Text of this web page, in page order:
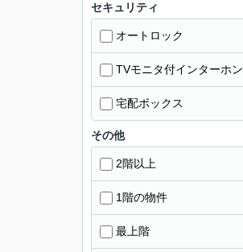
セキュリティ
オートロック
TVモニタ付インターホン
宅配ボックス
その他
2階以上
1階の物件
最上階